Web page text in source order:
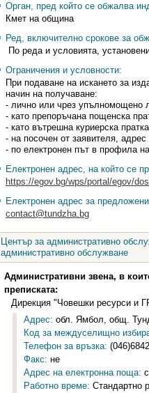
Орган, пред който се обжалва
Кмет на община
Ред, включително срокове за
По реда и условията,
Ограничения и условности:
При подаване на искането за
начин на получаване:
- лично или чрез упълномощено
- като препоръчана пощенска
- като вътрешна куриерска
- на посочен от заявителя,
- по електронен път в профила
Електронен адрес, на който се
https://egov.bg/wps/portal/egov/
Електронен адрес за
contact@tundzha.bg
Център за административно
административно обслужване
Административни звена, в
преписката:
Дирекция "Човешки ресурси и
Адрес: обл. Ямбол, общ.
Код за междуселищно
Телефон за връзка:
Факс: не
Адрес на електронна поща:
Работно време: Стандартно